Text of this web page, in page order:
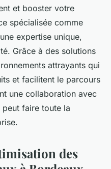
et booster votre
spécialisée comme
expertise unique,
Grâce à des solutions
attrayants qui
et facilitent le parcours
une collaboration avec
faire toute la
des